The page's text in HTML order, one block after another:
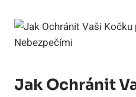
Jak Ochránit